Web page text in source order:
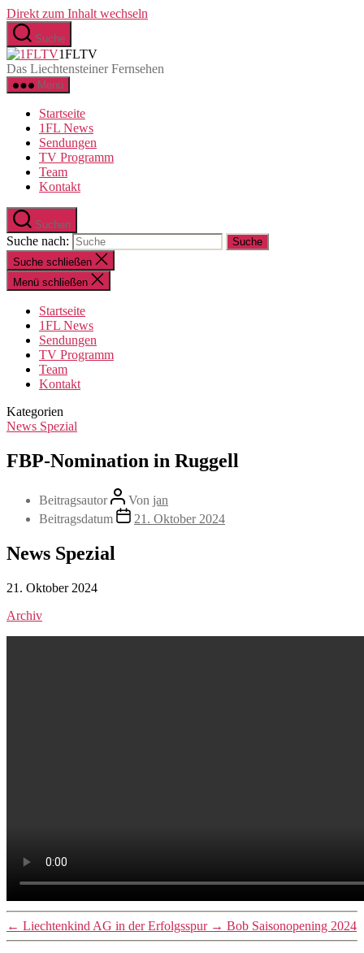
Direkt zum Inhalt wechseln
Suche
1FLTV
Das Liechtensteiner Fernsehen
Menü
Startseite
1FL News
Sendungen
TV Programm
Team
Kontakt
Suchen
Suche nach:
Suche schließen
Menü schließen
Startseite
1FL News
Sendungen
TV Programm
Team
Kontakt
Kategorien
News Spezial
FBP-Nomination in Ruggell
Beitragsautor Von jan
Beitragsdatum
21. Oktober 2024
News Spezial
21. Oktober 2024
Archiv
← Liechtenkind AG in der Erfolgsspur → Bob Saisonopening 2024